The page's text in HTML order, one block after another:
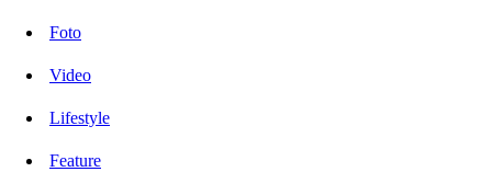
Foto
Video
Lifestyle
Feature